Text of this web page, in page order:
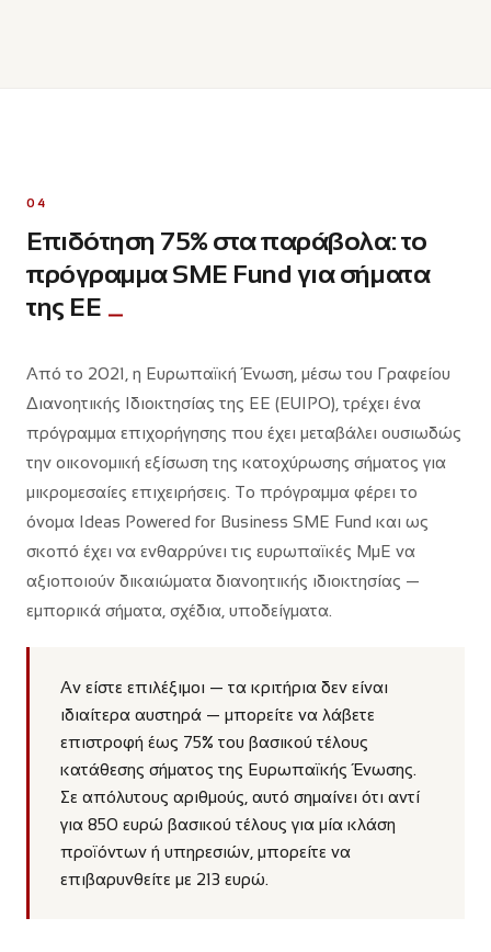
04
Επιδότηση 75% στα παράβολα: το
πρόγραμμα SME Fund για σήματα
της ΕΕ
Από το 2021, η Ευρωπαϊκή Ένωση, μέσω του Γραφείου
Διανοητικής Ιδιοκτησίας της ΕΕ (EUIPO), τρέχει ένα
πρόγραμμα επιχορήγησης που έχει μεταβάλει ουσιωδώς
την οικονομική εξίσωση της κατοχύρωσης σήματος για
μικρομεσαίες επιχειρήσεις. Το πρόγραμμα φέρει το
όνομα Ideas Powered for Business SME Fund και ως
σκοπό έχει να ενθαρρύνει τις ευρωπαϊκές ΜμΕ να
αξιοποιούν δικαιώματα διανοητικής ιδιοκτησίας —
εμπορικά σήματα, σχέδια, υποδείγματα.
Αν είστε επιλέξιμοι — τα κριτήρια δεν είναι
ιδιαίτερα αυστηρά — μπορείτε να λάβετε
επιστροφή έως 75% του βασικού τέλους
κατάθεσης σήματος της Ευρωπαϊκής Ένωσης.
Σε απόλυτους αριθμούς, αυτό σημαίνει ότι αντί
για 850 ευρώ βασικού τέλους για μία κλάση
προϊόντων ή υπηρεσιών, μπορείτε να
επιβαρυνθείτε με 213 ευρώ.